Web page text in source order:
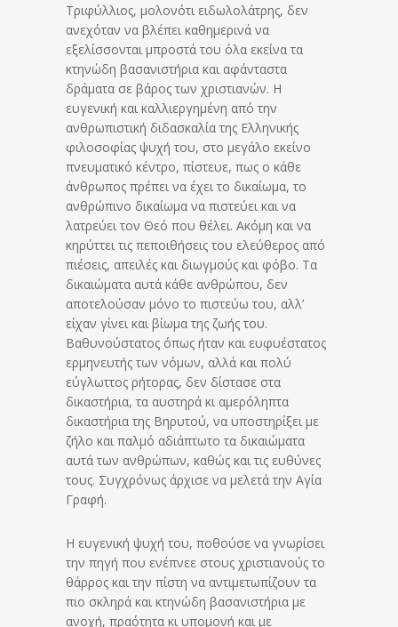
Τριφύλλιος, μολονότι ειδωλολάτρης, δεν
ανεχόταν να βλέπει καθημερινά να
εξελίσσονται μπροστά του όλα εκείνα τα
κτηνώδη βασανιστήρια και αφάνταστα
δράματα σε βάρος των χριστιανών. Η
ευγενική και καλλιεργημένη από την
ανθρωπιστική διδασκαλία της Ελληνικής
φιλοσοφίας ψυχή του, στο μεγάλο εκείνο
πνευματικό κέντρο, πίστευε, πως ο κάθε
άνθρωπος πρέπει να έχει το δικαίωμα, το
ανθρώπινο δικαίωμα να πιστεύει και να
λατρεύει τον Θεό που θέλει. Ακόμη και να
κηρύττει τις πεποιθήσεις του ελεύθερος από
πιέσεις, απειλές και διωγμούς και φόβο. Τα
δικαιώματα αυτά κάθε ανθρώπου, δεν
αποτελούσαν μόνο το πιστεύω του, αλλ’
είχαν γίνει και βίωμα της ζωής του.
Βαθυνούστατος όπως ήταν και ευφυέστατος
ερμηνευτής των νόμων, αλλά και πολύ
εύγλωττος ρήτορας, δεν δίστασε στα
δικαστήρια, τα αυστηρά κι αμερόληπτα
δικαστήρια της Βηρυτού, να υποστηρίξει με
ζήλο και παλμό αδιάπτωτο τα δικαιώματα
αυτά των ανθρώπων, καθώς και τις ευθύνες
τους. Συγχρόνως άρχισε να μελετά την Αγία
Γραφή.
Η ευγενική ψυχή του, ποθούσε να γνωρίσει
την πηγή που ενέπνεε στους χριστιανούς το
θάρρος και την πίστη να αντιμετωπίζουν τα
πιο σκληρά και κτηνώδη βασανιστήρια με
ανοχή, πραότητα κι υπομονή και με